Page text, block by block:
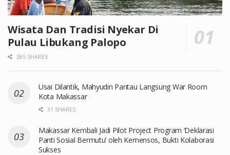
Wisata Dan Tradisi Nyekar Di
Pulau Libukang Palopo
385 SHARES
Usai Dilantik, Mahyudin Pantau Langsung War Room
Kota Makassar
31 SHARES
Makassar Kembali Jadi Pilot Project Program ‘Deklarasi
Panti Sosial Bermutu’ oleh Kemensos, Bukti Kolaborasi
Sukses